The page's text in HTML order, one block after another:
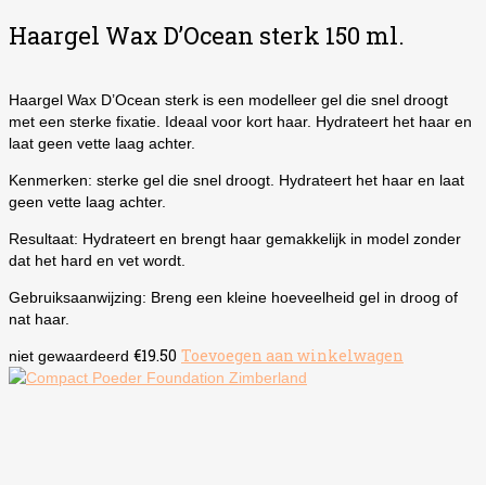
Haargel Wax D’Ocean sterk 150 ml.
Haargel Wax D’Ocean sterk is een modelleer gel die snel droogt
met een sterke fixatie. Ideaal voor kort haar. Hydrateert het haar en
laat geen vette laag achter.
Kenmerken: sterke gel die snel droogt. Hydrateert het haar en laat
geen vette laag achter.
Resultaat: Hydrateert en brengt haar gemakkelijk in model zonder
dat het hard en vet wordt.
Gebruiksaanwijzing: Breng een kleine hoeveelheid gel in droog of
nat haar.
niet gewaardeerd €19.50 Toevoegen aan winkelwagen